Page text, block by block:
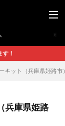
キット（兵庫県姫路市
兵庫県姫路